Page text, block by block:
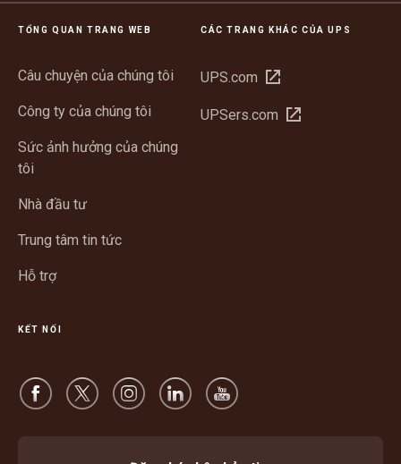
TỔNG QUAN TRANG WEB
Câu chuyện của chúng tôi
Công ty của chúng tôi
Sức ảnh hưởng của chúng
tôi
Nhà đầu tư
Trung tâm tin tức
Hỗ trợ
CÁC TRANG KHÁC CỦA UPS
UPS.com Mở
cửa
UPSers.com Mở
KẾT NỐI